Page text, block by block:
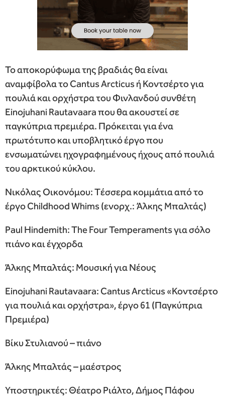
Το αποκορύφωμα της βραδιάς θα είναι
αναμφίβολα το Cantus Arcticus ή Κοντσέρτο για
πουλιά και ορχήστρα του Φινλανδού συνθέτη
Einojuhani Rautavaara που θα ακουστεί σε
παγκύπρια πρεμιέρα. Πρόκειται για ένα
πρωτότυπο και υποβλητικό έργο που
ενσωματώνει ηχογραφημένους ήχους από πουλιά
του αρκτικού κύκλου.
Νικόλας Oικονόμου: Tέσσερα κομμάτια από το
έργο Childhood Whims (ενορχ.: Άλκης Μπαλτάς)
Paul Hindemith: The Four Temperaments για σόλο
πιάνο και έγχορδα
Άλκης Μπαλτάς: Μουσική για Νέους
Einojuhani Rautavaara: Cantus Arcticus «Κοντσέρτο
για πουλιά και ορχήστρα», έργο 61 (Παγκύπρια
Πρεμιέρα)
Βίκυ Στυλιανού – πιάνο
Άλκης Μπαλτάς – μαέστρος
Υποστηρικτές: Θέατρο Ριάλτο, Δήμος Πάφου